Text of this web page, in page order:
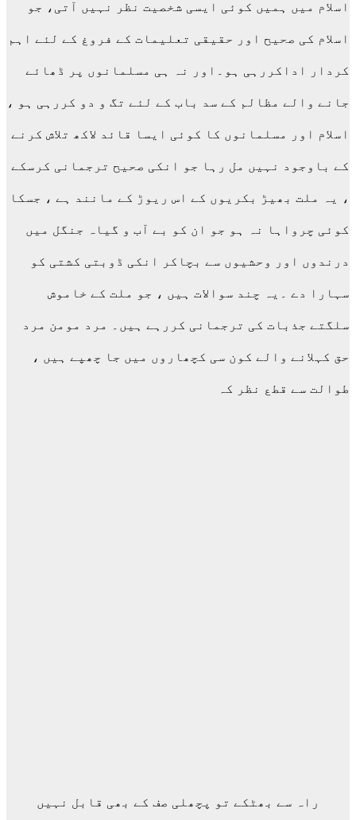
اسلام میں ہمیں کوئی ایسی شخصیت نظر نہیں آتی، جو
اسلام کی صحیح اور حقیقی تعلیمات کے فروغ کے لئے اہم
کردار اداکررہی ہو۔اور نہ ہی مسلمانوں پر ڈھائے
جانے والے مظالم کے سد باب کے لئے تگ و دو کررہی ہو ،
اسلام اور مسلمانوں کا کوئی ایسا قائد لاکھ تلاش کرنے
کے باوجود نہیں مل رہا جو انکی صحیح ترجمانی کرسکے
، یہ ملت بھیڑ بکریوں کے اس ریوڑ کے مانند ہے ، جسکا
کوئی چرواہا نہ ہو جو ان کو بے آب و گیاہ جنگل میں
درندوں اور وحشیوں سے بچاکر انکی ڈوبتی کشتی کو
سہارا دے ۔یہ چند سوالات ہیں ، جو ملت کے خاموش
سلگتے جذبات کی ترجمانی کررہے ہیں۔ مرد مومن مرد
حق کہلانے والے کون سی کچھاروں میں جا چھپے ہیں ،
طوالت سے قطع نظر کہ
راہ سے بھٹکے تو پچھلی صف کے بھی قابل نہیں